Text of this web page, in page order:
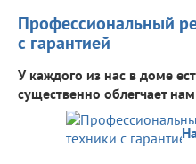
Профессиональный
с гарантией
У каждого из нас в доме
существенно облегчает